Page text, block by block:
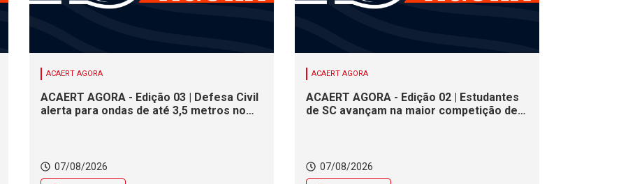
ACAERT AGORA
ACAERT AGORA - Edição 03 | Defesa Civil
alerta para ondas de até 3,5 metros no
tradições indígenas e de imigrantes em
SC
07/08/2026
ACAERT AGORA
ACAERT AGORA - Edição 02 | Estudantes
de SC avançam na maior competição de
Certificação de Responsabilidade Social
nesta sexta (7)
07/08/2026